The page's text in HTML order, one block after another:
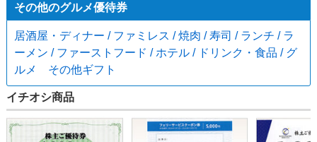
その他のグルメ優待券
居酒屋・ディナー / ファミレス / 焼肉 / 寿司 / ランチ / ラ
ーメン / ファーストフード / ホテル / ドリンク・食品 / グ
ルメ その他ギフト
イチオシ商品